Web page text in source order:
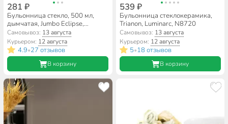
281 ₽
Бульонница стекло, 500 мл,
дымчатая, Jumbo Eclipse,
Luminarc, H9152
Самовывоз: 13 августа
Курьером: 12 августа
4.9•27 отзывов
В корзину
539 ₽
Бульонница стеклокерамика,
Trianon, Luminarc, N8720
Самовывоз: 13 августа
Курьером: 12 августа
5•18 отзывов
В корзину